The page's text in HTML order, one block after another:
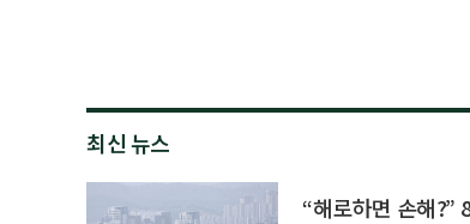
최신 뉴스
“해로하면 손해?”